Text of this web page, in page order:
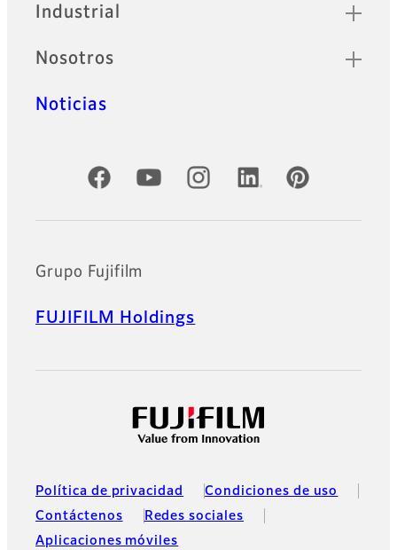
Industrial
Nosotros
Noticias
Cuentas oficiales de redes sociales
Grupo Fujifilm
FUJIFILM Holdings
Política de privacidad
Condiciones de uso
Contáctenos
Redes sociales
Aplicaciones móviles